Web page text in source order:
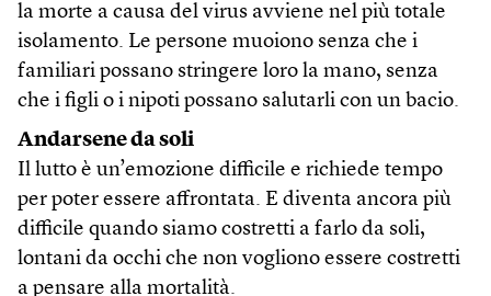
la morte a causa del virus avviene nel più totale
isolamento. Le persone muoiono senza che i
familiari possano stringere loro la mano, senza
che i figli o i nipoti possano salutarli con un bacio.
Andarsene da soli
Il lutto è un’emozione difficile e richiede tempo
per poter essere affrontata. E diventa ancora più
difficile quando siamo costretti a farlo da soli,
lontani da occhi che non vogliono essere costretti
a pensare alla mortalità.